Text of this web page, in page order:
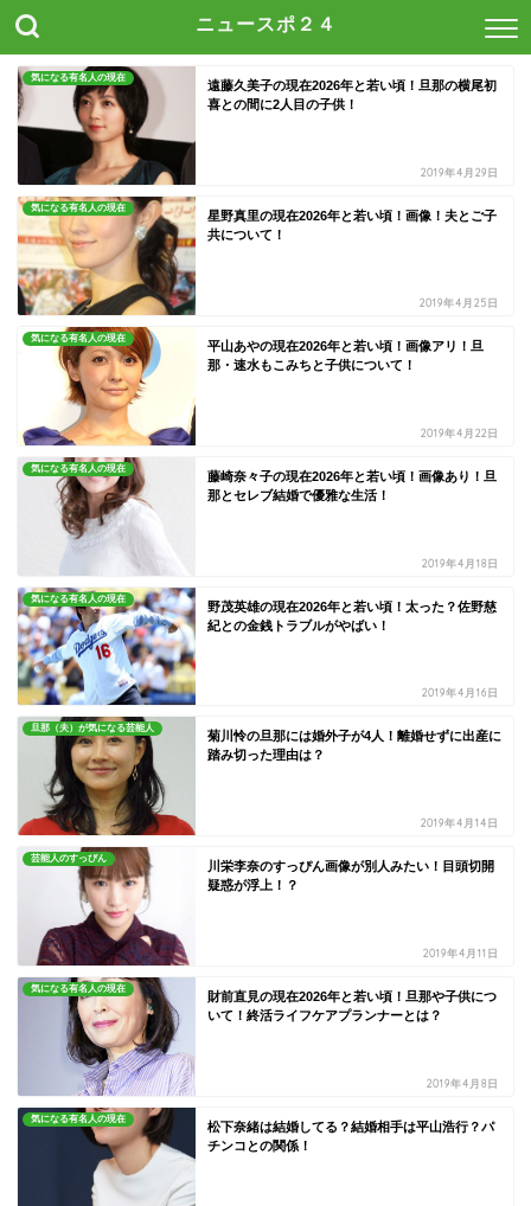
ニュースポ２４
気になる有名人の現在
遠藤久美子の現在2026年と若い頃！旦那の横尾初
喜との間に2人目の子供！
2019年4月29日
気になる有名人の現在
星野真里の現在2026年と若い頃！画像！夫とご子
共について！
2019年4月25日
気になる有名人の現在
平山あやの現在2026年と若い頃！画像アリ！旦
那・速水もこみちと子供について！
2019年4月22日
気になる有名人の現在
藤崎奈々子の現在2026年と若い頃！画像あり！旦
那とセレブ結婚で優雅な生活！
2019年4月18日
気になる有名人の現在
野茂英雄の現在2026年と若い頃！太った？佐野慈
紀との金銭トラブルがやばい！
2019年4月16日
旦那（夫）が気になる芸能人
菊川怜の旦那には婚外子が4人！離婚せずに出産に
踏み切った理由は？
2019年4月14日
芸能人のすっぴん
川栄李奈のすっぴん画像が別人みたい！目頭切開
疑惑が浮上！？
2019年4月11日
気になる有名人の現在
財前直見の現在2026年と若い頃！旦那や子供につ
いて！終活ライフケアプランナーとは？
2019年4月8日
気になる有名人の現在
松下奈緒は結婚してる？結婚相手は平山浩行？パ
チンコとの関係！